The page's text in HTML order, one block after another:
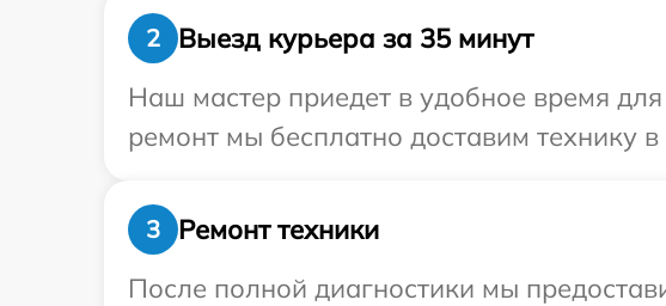
2
Выезд курьера за 35 минут
Наш мастер приедет в удобное время
ремонт мы бесплатно доставим технику
3
Ремонт техники
После полной диагностики мы